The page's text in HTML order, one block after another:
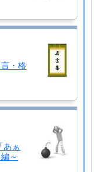
言・格
あぁ
～